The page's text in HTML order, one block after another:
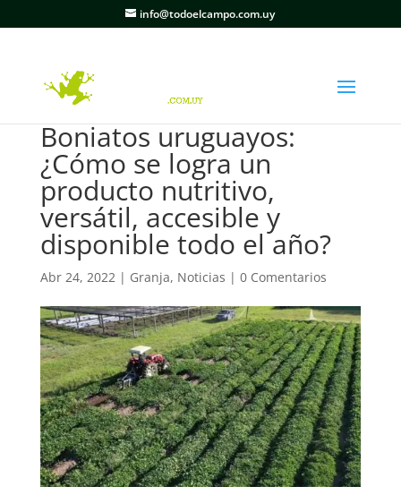
info@todoelcampo.com.uy
Boniatos uruguayos:
¿Cómo se logra un
producto nutritivo,
versátil, accesible y
disponible todo el año?
Abr 24, 2022| Granja, Noticias | 0 Comentarios